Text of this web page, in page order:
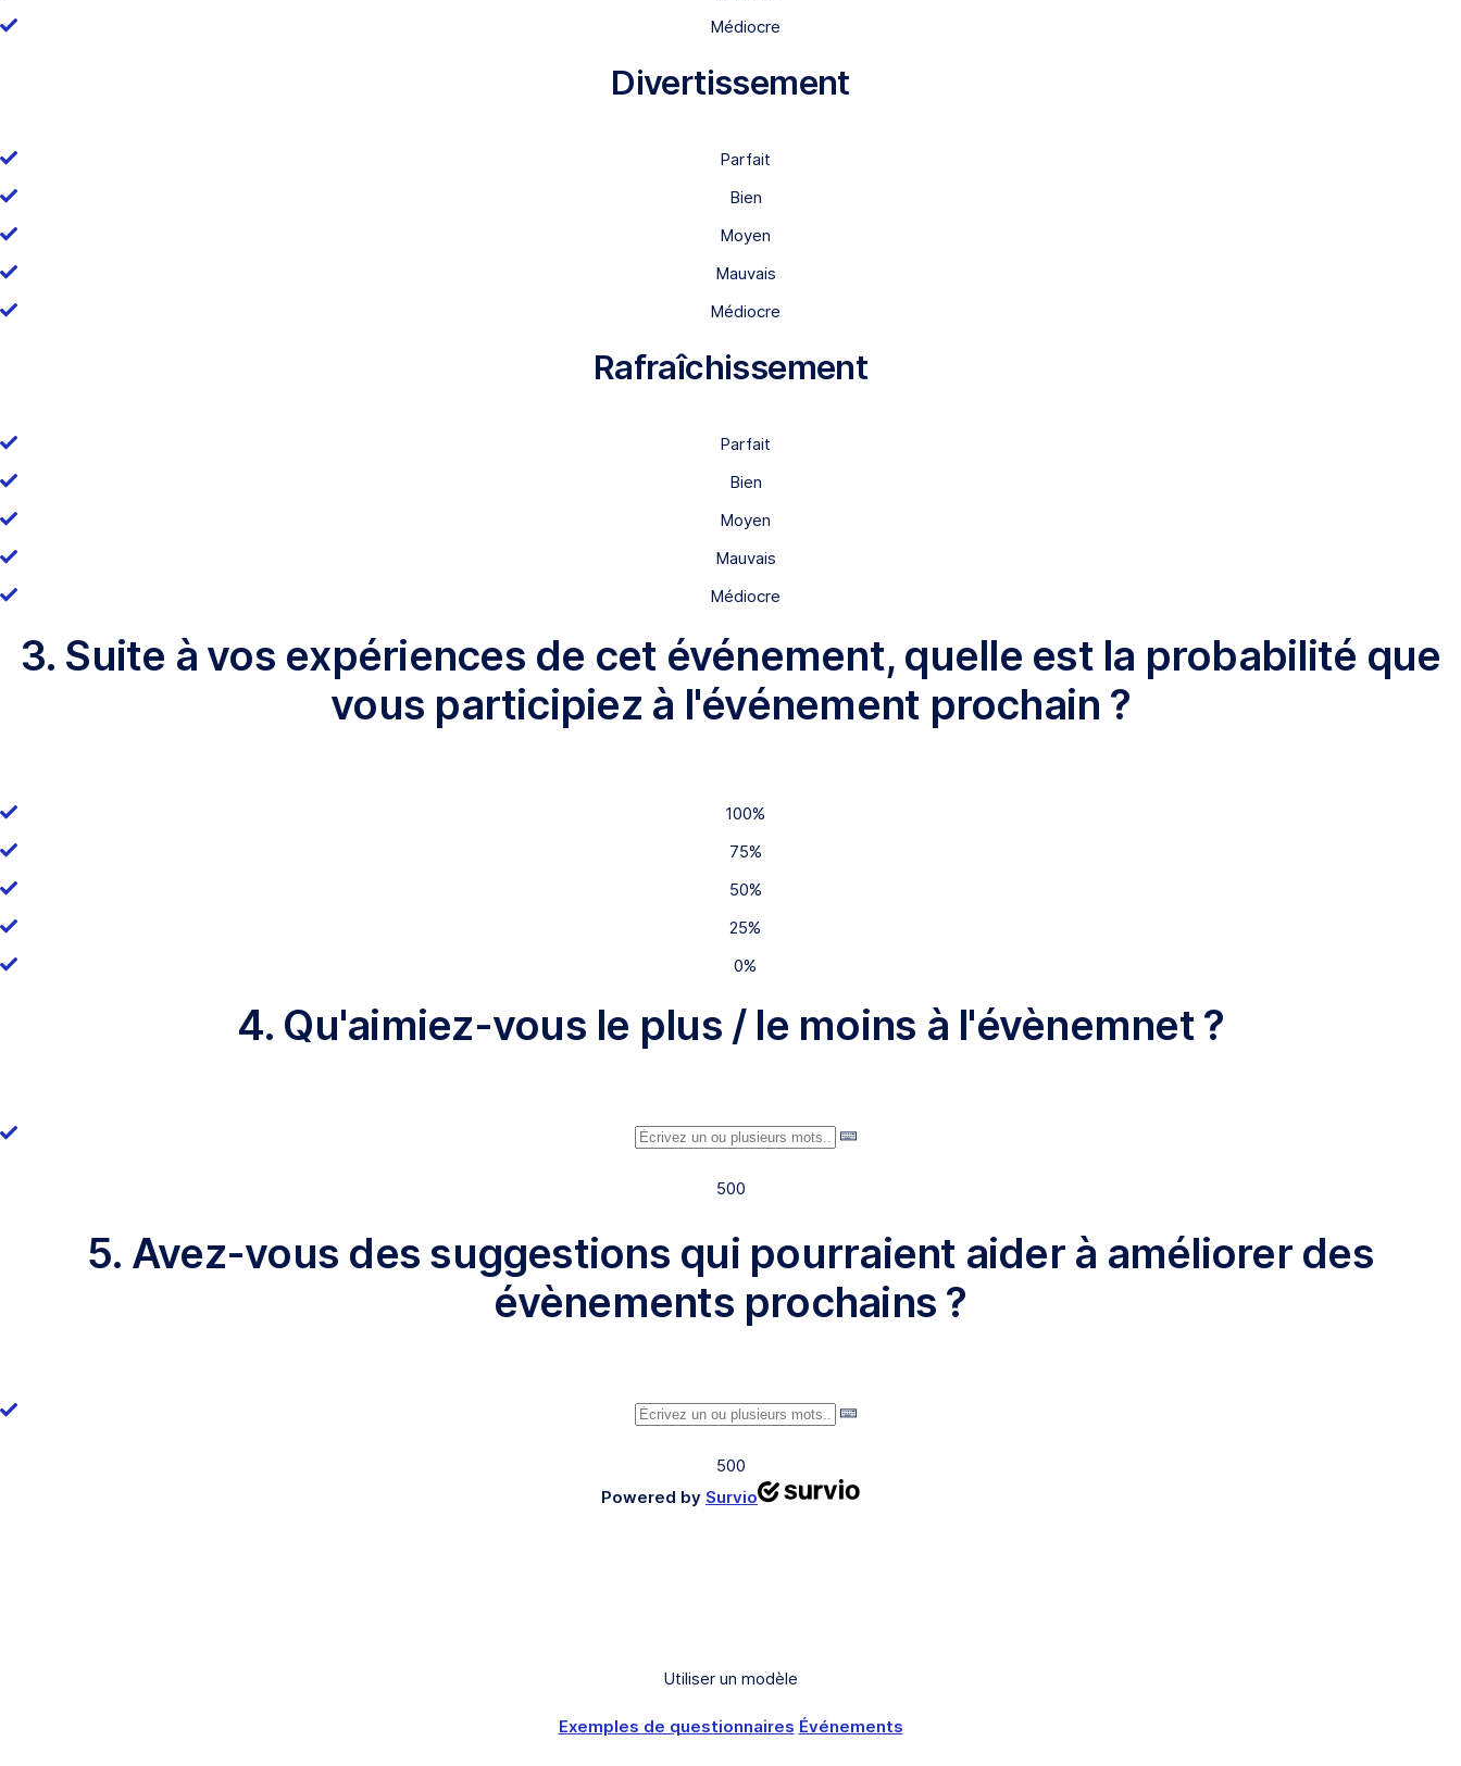
Médiocre
Divertissement
Parfait
Bien
Moyen
Mauvais
Médiocre
Rafraîchissement
Parfait
Bien
Moyen
Mauvais
Médiocre
3. Suite à vos expériences de cet événement, quelle est la probabilité que
vous participiez à l'événement prochain ?
100%
75%
50%
25%
0%
4. Qu'aimiez-vous le plus / le moins à l'évènemnet ?
500
5. Avez-vous des suggestions qui pourraient aider à améliorer des
évènements prochains ?
500
Powered by Survio
Utiliser un modèle
Exemples de questionnaires Événements